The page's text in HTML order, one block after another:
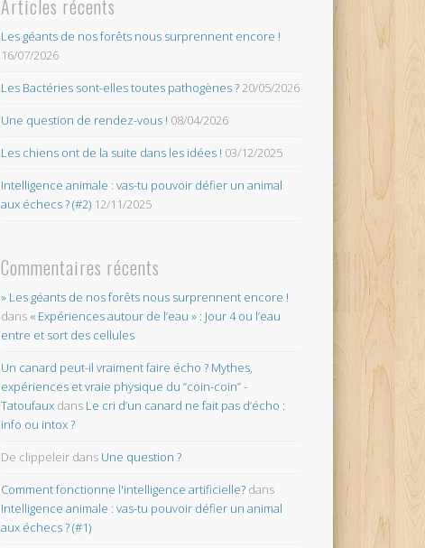
Articles récents
Les géants de nos forêts nous surprennent encore !
16/07/2026
Les Bactéries sont-elles toutes pathogènes ?20/05/2026
Une question de rendez-vous ! 08/04/2026
Les chiens ont de la suite dans les idées ! 03/12/2025
Intelligence animale : vas-tu pouvoir défier un animal
aux échecs ? (#2) 12/11/2025
Commentaires récents
» Les géants de nos forêts nous surprennent encore !
dans « Expériences autour de l’eau » : Jour 4 ou l’eau
entre et sort des cellules
Un canard peut-il vraiment faire écho ? Mythes,
expériences et vraie physique du “coin-coin” -
Tatoufaux dans Le cri d’un canard ne fait pas d’écho :
info ou intox ?
De clippeleir dans Une question ?
Comment fonctionne l'intelligence artificielle? dans
Intelligence animale : vas-tu pouvoir défier un animal
aux échecs ? (#1)